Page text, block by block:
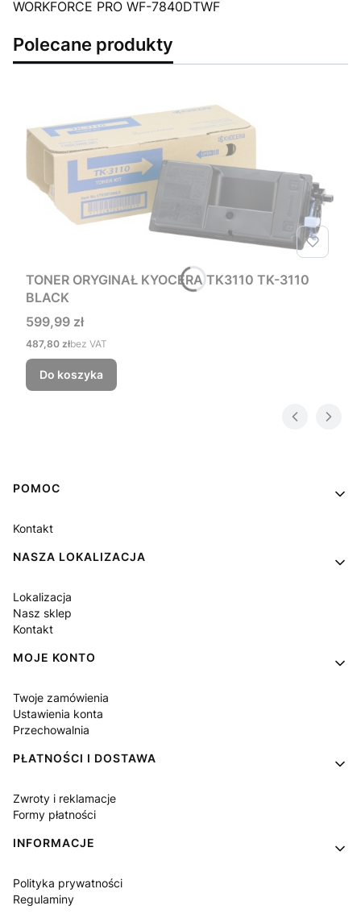
WORKFORCE PRO WF-7840DTWF
Polecane produkty
TONER ORYGINAŁ KYOCERA TK3110 TK-3110
BLACK
Cena
599,99 zł
Cena
487,80 złbez VAT
Do koszyka
Linki w stopce
POMOC
Kontakt
NASZA LOKALIZACJA
Lokalizacja
Nasz sklep
Kontakt
MOJE KONTO
Twoje zamówienia
Ustawienia konta
Przechowalnia
PŁATNOŚCI I DOSTAWA
Zwroty i reklamacje
Formy płatności
INFORMACJE
Polityka prywatności
Regulaminy